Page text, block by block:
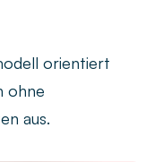
orientiert
ohne
aus.